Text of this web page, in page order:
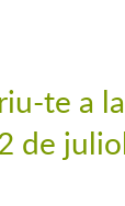
te a
de